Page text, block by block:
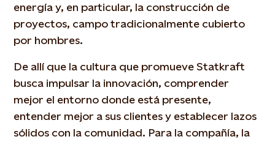
energía y, en particular, la construcción de
proyectos, campo tradicionalmente cubierto
por hombres.
De allí que la cultura que promueve Statkraft
busca impulsar la innovación, comprender
mejor el entorno donde está presente,
entender mejor a sus clientes y establecer lazos
sólidos con la comunidad. Para la compañía, la